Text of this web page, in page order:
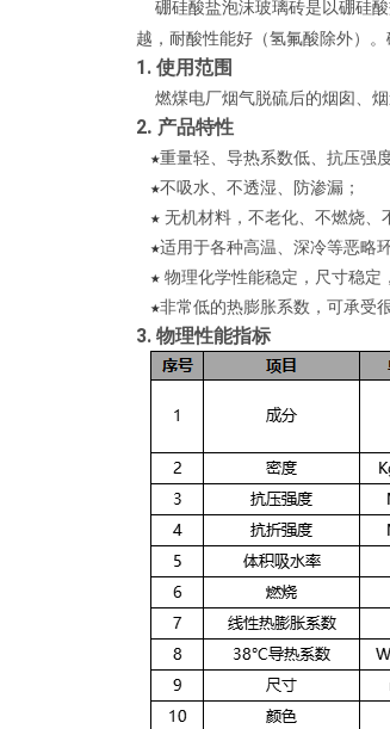
硼硅酸盐泡沫玻璃砖是以硼硅
越，耐酸性能好（氢氟酸除外）
1. 使用范围
燃煤电厂烟气脱硫后的烟囱、
2. 产品特性
★重量轻、导热系数低、抗压强
★不吸水、不透湿、防渗漏；
★ 无机材料，不老化、不燃烧、
★适用于各种高温、深冷等恶略
★ 物理化学性能稳定，尺寸稳定
★非常低的热膨胀系数，可承受
3. 物理性能指标